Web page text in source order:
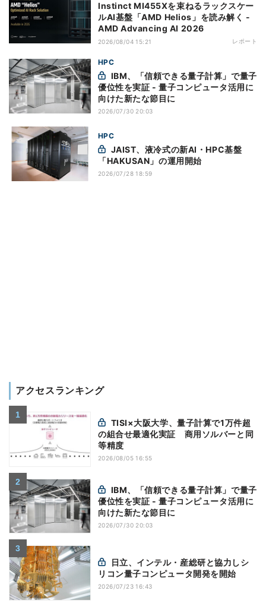
Instinct MI455Xを束ねるラックスケー
ルAI基盤「AMD Helios」を読み解く -
AMD Advancing AI 2026
2026/08/04 15:21 レポート
HPC
優位性を実証 - 量子コンピュータ活用に
向けた新たな節目に
2026/07/30 20:03
HPC
「HAKUSAN」の運用開始
2026/07/28 18:59
アクセスランキング
の組合せ最適化実証 商用ソルバーと同
等精度
2026/08/05 16:55
優位性を実証 - 量子コンピュータ活用に
向けた新たな節目に
2026/07/30 20:03
リコン量子コンピュータ開発を開始
2026/07/23 16:43